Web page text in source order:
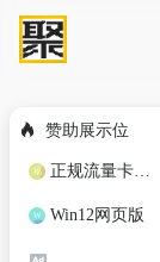
赞助展示位
正规流量卡免费加盟合作
Win12网页版